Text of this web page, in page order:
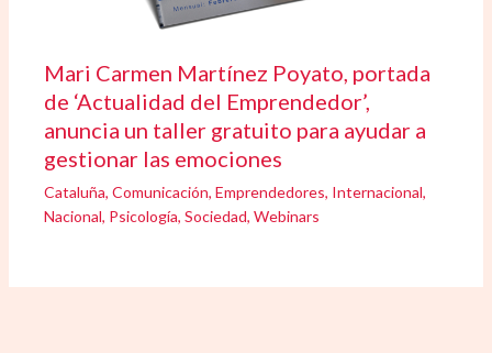
Mari Carmen Martínez Poyato, portada
de ‘Actualidad del Emprendedor’,
anuncia un taller gratuito para ayudar a
gestionar las emociones
Cataluña,Comunicación,Emprendedores, Internacional,
Nacional, Psicología,Sociedad,Webinars